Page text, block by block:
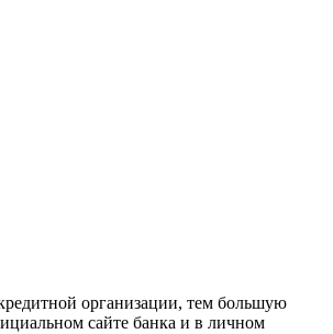
организации, тем большую
сайте банка и в личном